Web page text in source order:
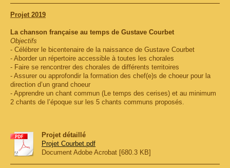
Projet 2019
La chanson française au temps de Gustave Courbet
Objectifs
- Célébrer le bicentenaire de la naissance de Gustave Courbet
- Aborder un répertoire accessible à toutes les chorales
- Faire se rencontrer des chorales de différents territoires
- Assurer ou approfondir la formation des chef(e)s de choeur pour la
direction d’un grand choeur
- Apprendre un chant commun (Le temps des cerises) et au minimum
2 chants de l’époque sur les 5 chants communs proposés.
Projet détaillé
Projet Courbet.pdf
Document Adobe Acrobat [680.3 KB]